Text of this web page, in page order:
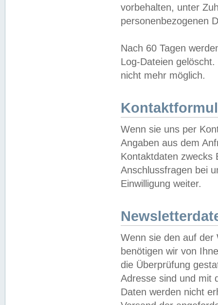
vorbehalten, unter
personenbezogenen
Nach 60 Tagen
Log-Dateien
nicht mehr möglich.
Wenn sie uns per
Angaben aus dem
Kontaktdaten zwecks
Anschlussfragen bei
Einwilligung weiter.
Wenn sie den auf der
benötigen wir von
die Überprüfung
Adresse sind und mit
Daten werden nicht